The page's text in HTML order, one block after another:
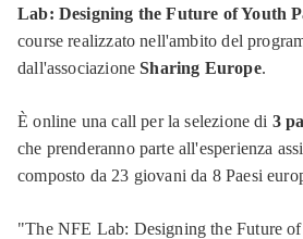
Lab: Designing the Future of Youth
course realizzato nell'ambito del
dall'associazioneSharing Europe.
È online una call per la selezione di 3
che prenderanno parte all'esperienza
composto da 23 giovani da 8 Paesi
"The NFE Lab: Designing the Future